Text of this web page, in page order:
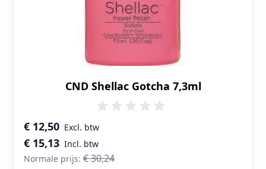
CND Shellac Gotcha 7,3ml
Speciale prijs
€ 15,13
€ 12,50
Normale prijs: € 30,24